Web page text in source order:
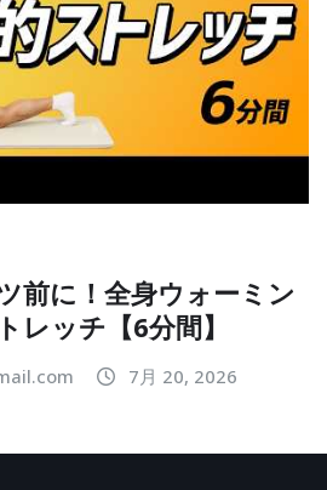
前に！全身ウォーミン
レッチ【6分間】
7月 20, 2026